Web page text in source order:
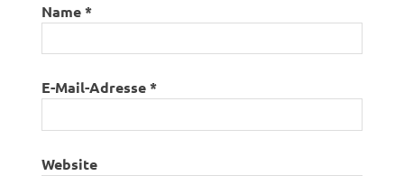
Name*
E-Mail-Adresse*
Website